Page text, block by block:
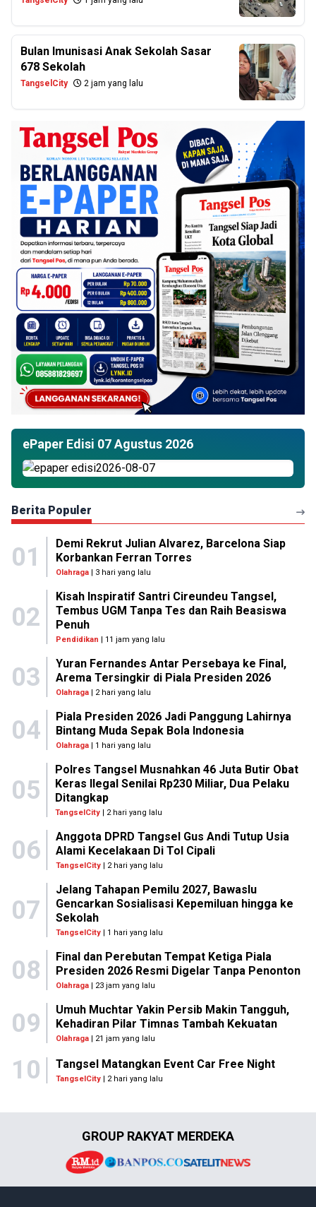
Bulan Imunisasi Anak Sekolah Sasar
678 Sekolah
TangselCity 2 jam yang lalu
ePaper Edisi 07 Agustus 2026
Berita Populer
01
Demi Rekrut Julian Alvarez, Barcelona Siap
Korbankan Ferran Torres
Olahraga| 3 hari yang lalu
02
Kisah Inspiratif Santri Cireundeu Tangsel,
Tembus UGM Tanpa Tes dan Raih Beasiswa
Penuh
Pendidikan | 11 jam yang lalu
03
Yuran Fernandes Antar Persebaya ke Final,
Arema Tersingkir di Piala Presiden 2026
Olahraga| 2 hari yang lalu
04
Piala Presiden 2026 Jadi Panggung Lahirnya
Bintang Muda Sepak Bola Indonesia
Olahraga| 1 hari yang lalu
05
Polres Tangsel Musnahkan 46 Juta Butir Obat
Keras Ilegal Senilai Rp230 Miliar, Dua Pelaku
Ditangkap
TangselCity | 2 hari yang lalu
06
Anggota DPRD Tangsel Gus Andi Tutup Usia
Alami Kecelakaan Di Tol Cipali
TangselCity| 2 hari yang lalu
07
Jelang Tahapan Pemilu 2027, Bawaslu
Gencarkan Sosialisasi Kepemiluan hingga ke
Sekolah
TangselCity| 1 hari yang lalu
08
Final dan Perebutan Tempat Ketiga Piala
Presiden 2026 Resmi Digelar Tanpa Penonton
Olahraga| 23 jam yang lalu
09
Umuh Muchtar Yakin Persib Makin Tangguh,
Kehadiran Pilar Timnas Tambah Kekuatan
Olahraga| 21 jam yang lalu
10 Tangsel Matangkan Event Car Free Night
TangselCity | 2 hari yang lalu
GROUP RAKYAT MERDEKA